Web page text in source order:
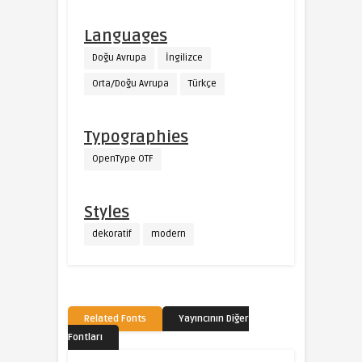
Languages
Doğu Avrupa İngilizce
Orta/Doğu Avrupa Türkçe
Typographies
OpenType OTF
Styles
dekoratif modern
Related Fonts
Yayıncının Diğer
Fontları